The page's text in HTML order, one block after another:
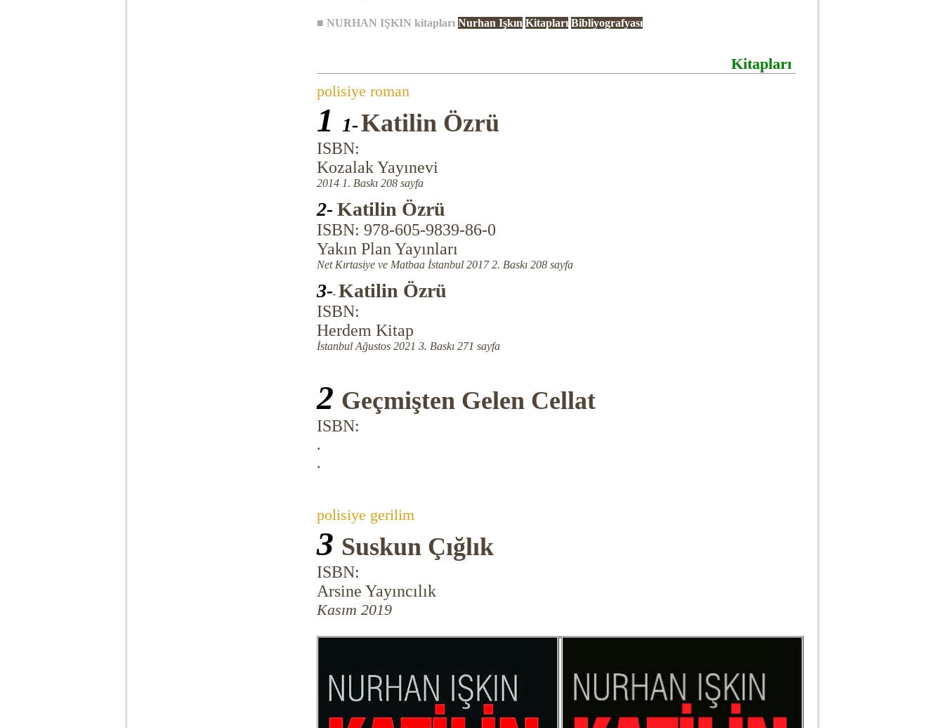
■ NURHAN IŞKIN kitapları Nurhan Işkın Kitapları Bibliyografyası
Kitapları
polisiye roman
1 1-Katilin Özrü
ISBN:
Kozalak Yayınevi
2014 1. Baskı 208 sayfa
2- Katilin Özrü
ISBN: 978-605-9839-86-0
Yakın Plan Yayınları
Net Kırtasiye ve Matbaa İstanbul 2017 2. Baskı 208 sayfa
3-- Katilin Özrü
ISBN:
Herdem Kitap
İstanbul Ağustos 2021 3. Baskı 271 sayfa
2 Geçmişten Gelen Cellat
ISBN:
.
.
polisiye gerilim
3 Suskun Çığlık
ISBN:
Arsine Yayıncılık
Kasım 2019